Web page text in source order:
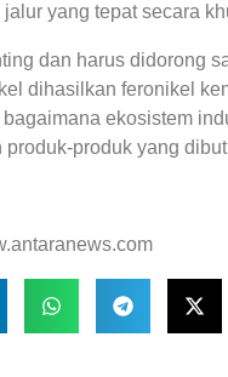
yang tepat secara
dan harus didorong
dihasilkan feronikel
bagaimana ekosistem
produk-produk yang